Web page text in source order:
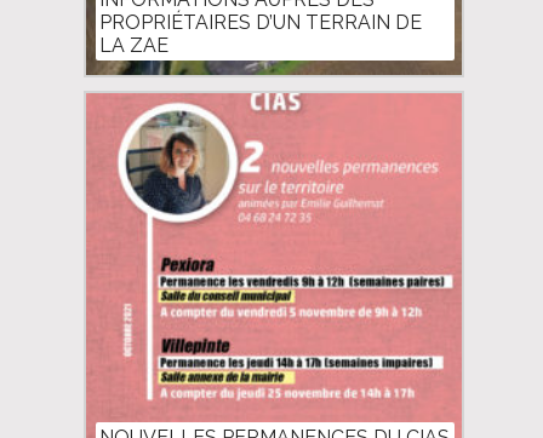
PROPRIÉTAIRES D’UN TERRAIN DE
LA ZAE